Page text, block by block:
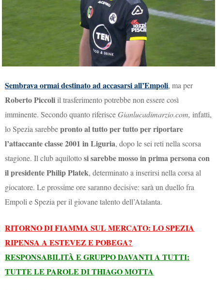
Sembrava ormai destinato ad accasarsi all’Empoli, ma per
Roberto Piccoli il trasferimento potrebbe non essere così
imminente. Secondo quanto riferisce Gianlucadimarzio.com, infatti,
lo Spezia sarebbepronto al tutto per tutto per riportare
l’attaccante classe 2001 in Liguria, dopo le sei reti nella scorsa
stagione. Il club aquilottosi sarebbe mosso in prima persona con
il presidente Philip Platek, determinato a inserirsi nella corsa al
giocatore. Le prossime ore saranno decisive: sarà un duello fra
Empoli e Spezia per il giovane talento dell’Atalanta.
RITORNO DI FIAMMA SUL MERCATO: LO SPEZIA
RIPENSA A ESTEVEZ E POBEGA?
RESPONSABILITÀ E GRUPPO DAVANTI A TUTTI:
TUTTE LE PAROLE DI THIAGO MOTTA